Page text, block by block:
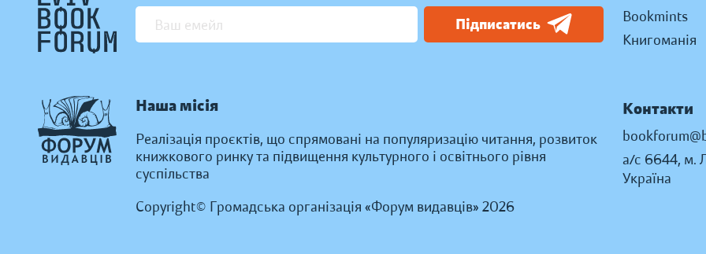
Підписатись
Наша місія
Реалізація проєктів, що спрямовані на популяризацію читання, розвиток
книжкового ринку та підвищення культурного і освітнього рівня
суспільства
Copyright© Громадська організація «Форум видавців» 2026
Bookmints
Книгоманія
Контакти
а/с 6644, м.
Україна